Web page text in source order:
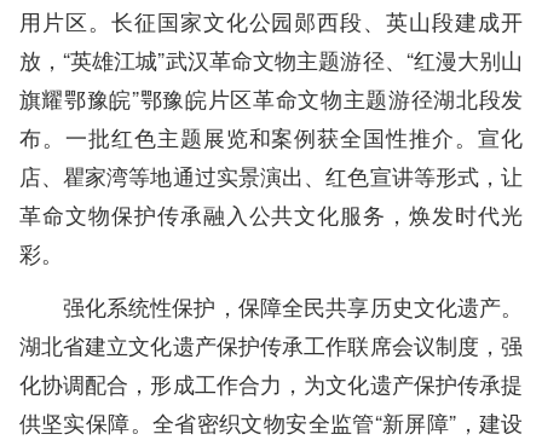
用片区。长征国家文化公园郧西段、英山段建成开
放，“英雄江城”武汉革命文物主题游径、“红漫大别山
旗耀鄂豫皖”鄂豫皖片区革命文物主题游径湖北段发
布。一批红色主题展览和案例获全国性推介。宣化
店、瞿家湾等地通过实景演出、红色宣讲等形式，让
革命文物保护传承融入公共文化服务，焕发时代光
彩。
强化系统性保护，保障全民共享历史文化遗产。
湖北省建立文化遗产保护传承工作联席会议制度，强
化协调配合，形成工作合力，为文化遗产保护传承提
供坚实保障。全省密织文物安全监管“新屏障”，建设